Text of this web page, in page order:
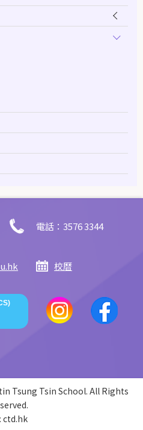
電話：3576 3344
校曆
Tsung Tsin School. All Rights
ctd.hk